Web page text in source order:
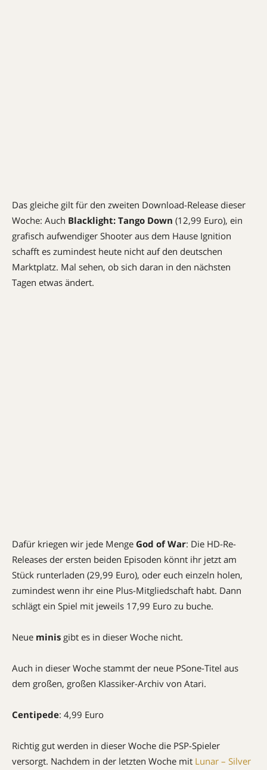
Das gleiche gilt für den zweiten Download-Release dieser
Woche: Auch Blacklight: Tango Down (12,99 Euro), ein
grafisch aufwendiger Shooter aus dem Hause Ignition
schafft es zumindest heute nicht auf den deutschen
Marktplatz. Mal sehen, ob sich daran in den nächsten
Tagen etwas ändert.
Dafür kriegen wir jede Menge God of War: Die HD-Re-
Releases der ersten beiden Episoden könnt ihr jetzt am
Stück runterladen (29,99 Euro), oder euch einzeln holen,
zumindest wenn ihr eine Plus-Mitgliedschaft habt. Dann
schlägt ein Spiel mit jeweils 17,99 Euro zu buche.
Neue minis gibt es in dieser Woche nicht.
Auch in dieser Woche stammt der neue PSone-Titel aus
dem großen, großen Klassiker-Archiv von Atari.
Centipede: 4,99 Euro
Richtig gut werden in dieser Woche die PSP-Spieler
versorgt. Nachdem in der letzten Woche mit Lunar – Silver